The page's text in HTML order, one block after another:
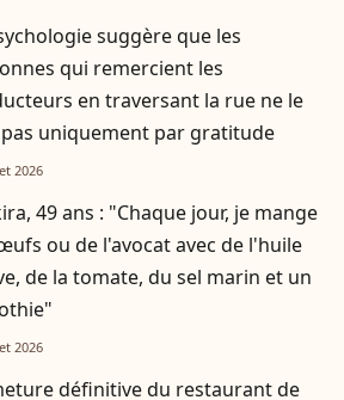
suggère que les
qui remercient les
en traversant la rue ne le
uniquement par gratitude
2026
49 ans : "Chaque jour, je mange
ou de l'avocat avec de l'huile
de la tomate, du sel marin et un
2026
définitive du restaurant de